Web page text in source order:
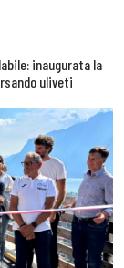
inaugurata la
uliveti